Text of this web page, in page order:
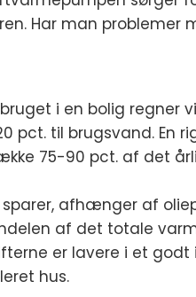
Har man
i en bolig regner
pct. til brugsvand. En
75-90 pct. af det
afhænger af
af det totale
er lavere i et
hus.